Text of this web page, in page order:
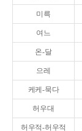
미륵
여느
온-달
으레
케케-묵다
허우대
허우적-허우적